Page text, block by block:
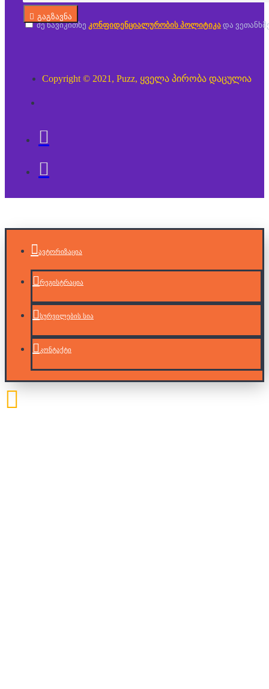
გაგზავნა
მე წავიკითხე კონფიდენციალურობის პოლიტიკა და
Copyright © 2021, Puzz, ყველა პირობა დაცულია
ავტორიზაცია
რეგისტრაცია
სურვილების სია
კონტაქტი